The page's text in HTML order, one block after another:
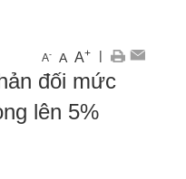
A- A A+ |
đối mức
lên 5%